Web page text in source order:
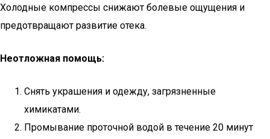
Холодные компрессы снижают болевые ощущения и
предотвращают развитие отека.
Неотложная помощь:
Снять украшения и одежду, загрязненные
химикатами.
Промывание проточной водой в течение 20 минут